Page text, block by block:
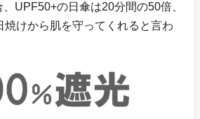
UPF50+の日傘は20分間の50倍、
焼けから肌を守ってくれると言わ